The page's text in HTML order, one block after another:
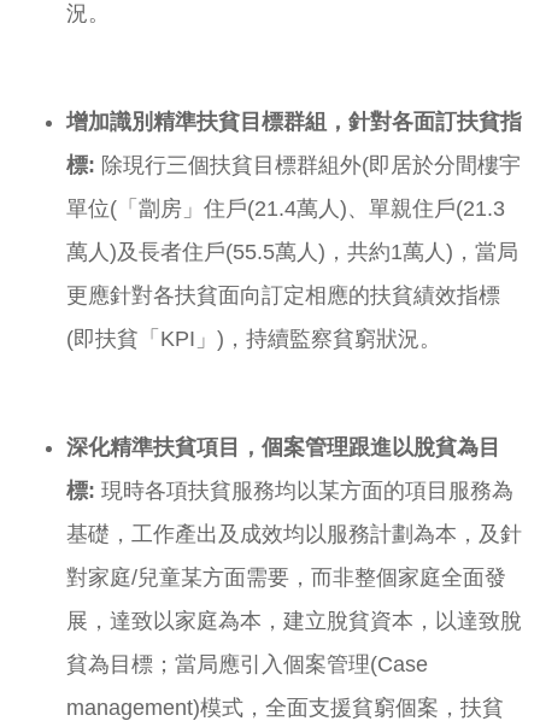
況。
增加識別精準扶貧目標群組，針對各面訂扶貧指
標: 除現行三個扶貧目標群組外(即居於分間樓宇
單位(「劏房」住戶(21.4萬人)、單親住戶(21.3
萬人)及長者住戶(55.5萬人)，共約1萬人)，當局
更應針對各扶貧面向訂定相應的扶貧績效指標
(即扶貧「KPI」)，持續監察貧窮狀況。
深化精準扶貧項目， 個案管理跟進以脫貧為目
標: 現時各項扶貧服務均以某方面的項目服務為
基礎，工作產出及成效均以服務計劃為本，及針
對家庭/兒童某方面需要，而非整個家庭全面發
展，達致以家庭為本，建立脫貧資本，以達致脫
貧為目標；當局應引入個案管理(Case
management)模式，全面支援貧窮個案，扶貧